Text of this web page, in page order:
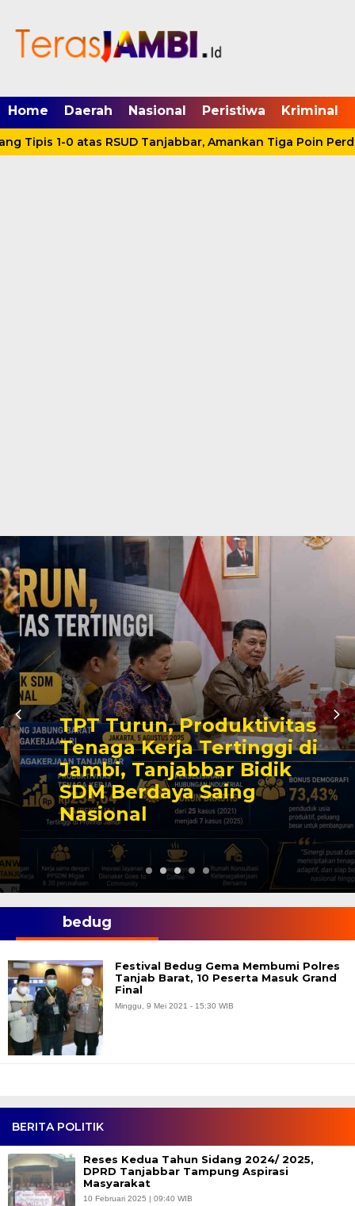
Home Daerah Nasional Peristiwa Kriminal
Tipis 1-0 atas RSUD Tanjabbar, Amankan Tiga Poin
TPT Turun, Produktivitas
Tenaga Kerja Tertinggi di
Jambi, Tanjabbar Bidik
SDM Berdaya Saing
Nasional
BERITA POLITIK
Reses Kedua Tahun Sidang 2024/ 2025,
DPRD Tanjabbar Tampung Aspirasi
Masyarakat
10 Februari 2025 | 09:40 WIB
bedug
Festival Bedug Gema Membumi Polres
Tanjab Barat, 10 Peserta Masuk Grand
Final
Minggu, 9 Mei 2021 - 15:30 WIB